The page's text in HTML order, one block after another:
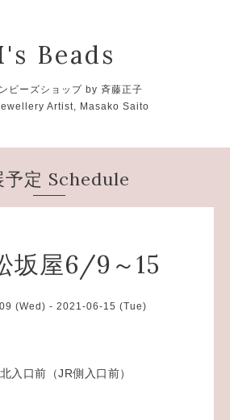
Beads
ビーズショップ by 斉藤正子
Artist, Masako Saito
予定 Schedule
坂屋6/9～15
(Wed) - 2021-06-15 (Tue)
入口前（JR側入口前）